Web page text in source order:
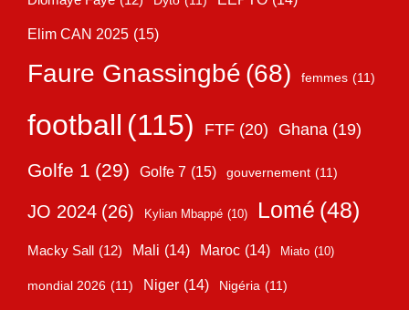
Elim CAN 2025 (15)
Faure Gnassingbé (68) femmes (11)
football (115) FTF (20) Ghana (19)
Golfe 1 (29) Golfe 7 (15) gouvernement (11)
JO 2024 (26) Kylian Mbappé (10) Lomé (48)
Macky Sall (12) Mali (14) Maroc (14) Miato (10)
mondial 2026 (11) Niger (14) Nigéria (11)